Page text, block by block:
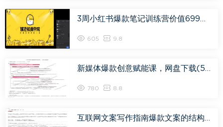
3周小红书爆款笔记训练营价值699​，网盘下载(548.07M)
605 9.8
新媒体爆款创意赋能课，网盘下载(576.99M)
780 8.8
互联网文案写作指南爆款文案的结构与方法，网盘下载(113.10M)